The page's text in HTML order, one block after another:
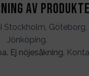
av
Stockholm Göteborg
Jönköping.
Ej nöjesåkning.